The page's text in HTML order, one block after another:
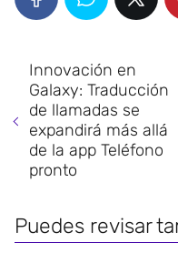
Innovación en
Galaxy: Traducción
de llamadas se
expandirá más allá
de la app Teléfono
pronto
Puedes revisar